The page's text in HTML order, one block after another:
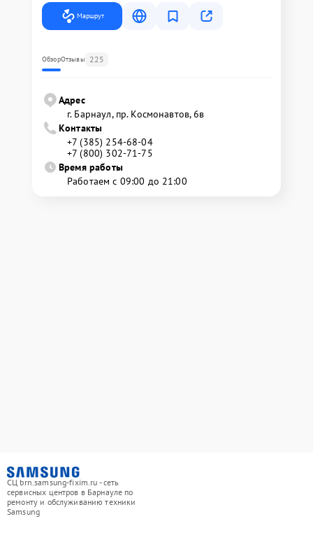
Маршрут
ОбзорОтзывы 225
Адрес
г. Барнаул, ​пр. Космонавтов, 6в
Контакты
+7 (385) 254-68-04
+7 (800) 302-71-75
Время работы
Работаем с 09:00 до 21:00
СЦ brn.samsung-fixim.ru - сеть
сервисных центров в Барнауле по
ремонту и обслуживанию техники
Samsung